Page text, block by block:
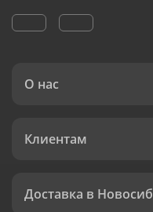
О нас
Клиентам
Доставка в